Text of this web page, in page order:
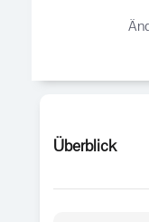
Überblick